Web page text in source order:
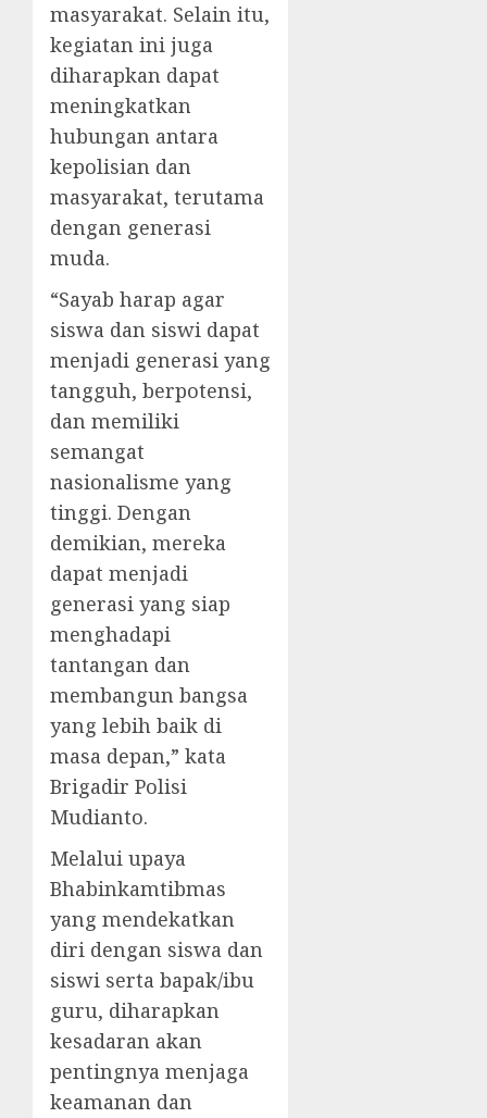
masyarakat. Selain itu,
kegiatan ini juga
diharapkan dapat
meningkatkan
hubungan antara
kepolisian dan
masyarakat, terutama
dengan generasi
muda.
“Sayab harap agar
siswa dan siswi dapat
menjadi generasi yang
tangguh, berpotensi,
dan memiliki
semangat
nasionalisme yang
tinggi. Dengan
demikian, mereka
dapat menjadi
generasi yang siap
menghadapi
tantangan dan
membangun bangsa
yang lebih baik di
masa depan,” kata
Brigadir Polisi
Mudianto.
Melalui upaya
Bhabinkamtibmas
yang mendekatkan
diri dengan siswa dan
siswi serta bapak/ibu
guru, diharapkan
kesadaran akan
pentingnya menjaga
keamanan dan